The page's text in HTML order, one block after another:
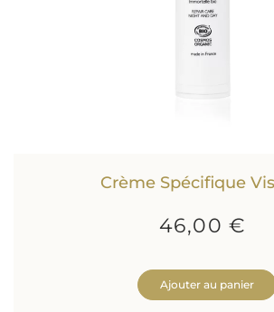
Crème Spécifique
46,00 €
Ajouter au panier